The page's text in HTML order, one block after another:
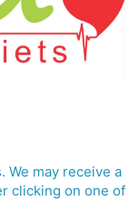
may receive a
clicking on one of